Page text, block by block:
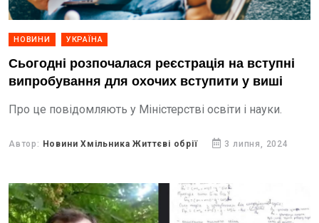
НОВИНИ УКРАЇНА
Сьогодні розпочалася реєстрація на вступні
випробування для охочих вступити у виші
Про це повідомляють у Міністерстві освіти і науки.
Автор: Новини Хмільника Життєві обрії 3 липня, 2024